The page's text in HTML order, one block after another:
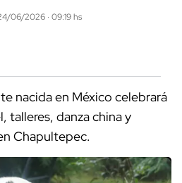
06/2026 · 09:19 hs
nacida en México celebrará
talleres, danza china y
Chapultepec.